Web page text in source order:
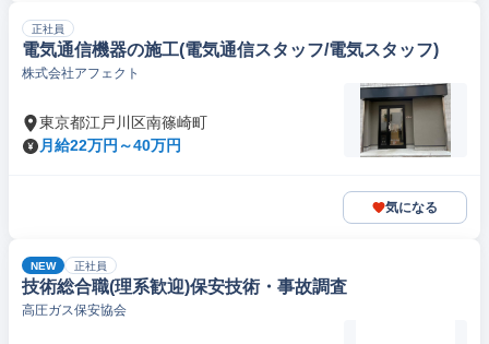
正社員
電気通信機器の施工(電気通信スタッフ/電気スタッフ)
株式会社アフェクト
東京都江戸川区南篠崎町
月給22万円～40万円
気になる
NEW 正社員
技術総合職(理系歓迎)保安技術・事故調査
高圧ガス保安協会